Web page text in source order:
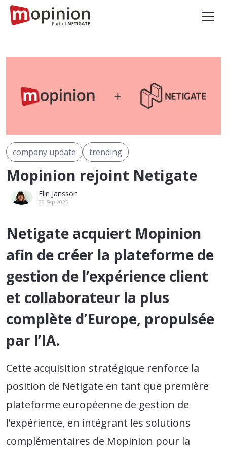
company update trending
Mopinion rejoint Netigate
Elin Jansson
23 Sep 2025
Netigate acquiert Mopinion
afin de créer la plateforme de
gestion de l’expérience client
et collaborateur la plus
complète d’Europe, propulsée
par l’IA.
Cette acquisition stratégique renforce la
position de Netigate en tant que première
plateforme européenne de gestion de
l’expérience, en intégrant les solutions
complémentaires de Mopinion pour la